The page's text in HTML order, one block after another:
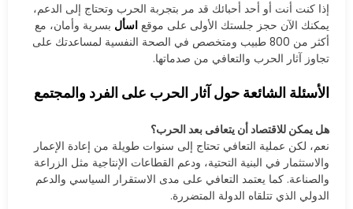
إذا كنت أنت أو أحد أحبائك قد مر بتجربة الحرب وتحتاج إلى الدعم،
يمكنك الآن حجز جلستك الأولى على موقع اسأل بسرية وأمان، مع
أكثر من 800 طبيب ومتخصص في الصحة النفسية لمساعدتك على
تجاوز آثار الحرب والتعافي من صدماتها.
الأسئلة الشائعة حول آثار الحرب على الفرد والمجتمع
هل يمكن للاقتصاد أن يتعافى بعد الحرب؟
نعم، لكن عملية التعافي تحتاج إلى سنوات طويلة من إعادة الإعمار
والاستثمار في البنية التحتية، ودعم القطاعات الإنتاجية مثل الزراعة
والصناعة. كما يعتمد التعافي على مدى الاستقرار السياسي والدعم
الدولي الذي تتلقاه الدولة المتضررة.